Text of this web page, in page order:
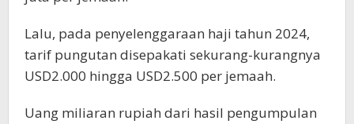
Lalu, pada penyelenggaraan haji tahun 2024,
tarif pungutan disepakati sekurang-kurangnya
USD2.000 hingga USD2.500 per jemaah.
Uang miliaran rupiah dari hasil pengumpulan